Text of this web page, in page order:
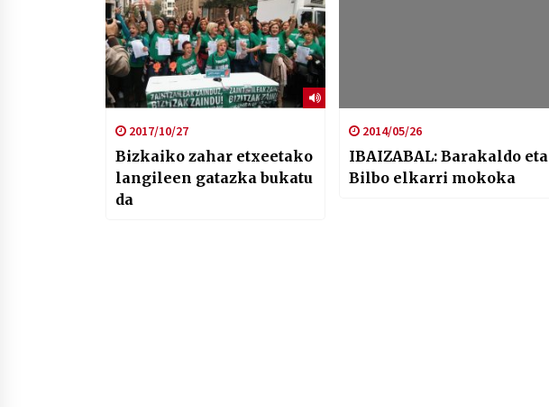
2017/10/27
Bizkaiko zahar etxeetako
langileen gatazka bukatu
da
2014/05/26
IBAIZABAL: Barakaldo eta
Bilbo elkarri mokoka